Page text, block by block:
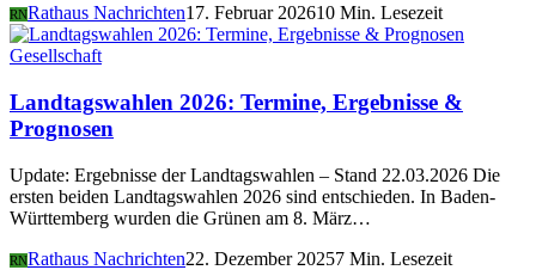
RNRathaus Nachrichten17. Februar 202610 Min. Lesezeit
Gesellschaft
Landtagswahlen 2026: Termine, Ergebnisse &
Prognosen
Update: Ergebnisse der Landtagswahlen – Stand 22.03.2026 Die
ersten beiden Landtagswahlen 2026 sind entschieden. In Baden-
Württemberg wurden die Grünen am 8. März…
RNRathaus Nachrichten22. Dezember 20257 Min. Lesezeit